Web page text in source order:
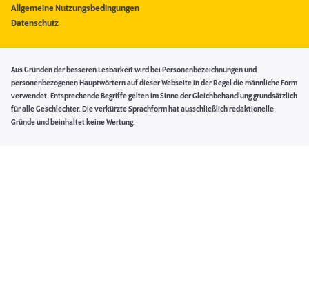
Allgemeine Nutzungsbedingungen
Datenschutz
Aus Gründen der besseren Lesbarkeit wird bei Personenbezeichnungen und
personenbezogenen Hauptwörtern auf dieser Webseite in der Regel die männliche Form
verwendet. Entsprechende Begriffe gelten im Sinne der Gleichbehandlung grundsätzlich
für alle Geschlechter. Die verkürzte Sprachform hat ausschließlich redaktionelle
Gründe und beinhaltet keine Wertung.